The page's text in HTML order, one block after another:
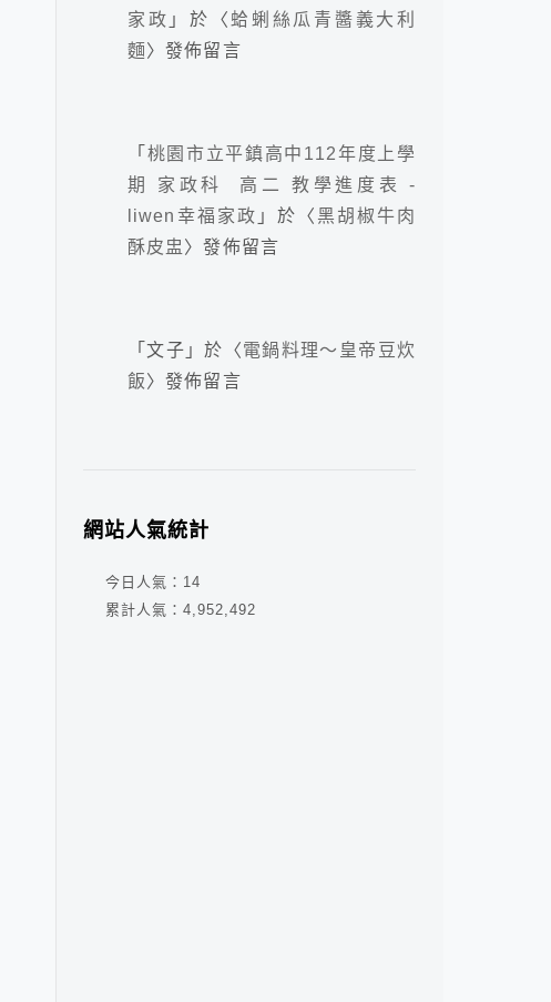
家政 」於〈 蛤蜊絲瓜青醬義大利
麵〉發佈留言
「 桃園市立平鎮高中112年度上學
期 家政科 高二 教學進度表 -
liwen幸福家政 」於〈 黑胡椒牛肉
酥皮盅 〉發佈留言
「文子 」於〈電鍋料理～皇帝豆炊
飯〉發佈留言
網站人氣統計
今日人氣： 14
累計人氣： 4,952,492